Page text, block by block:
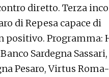
diretto. Terza
di Repesa capace di
positivo. Programma:
Sardegna
Pesaro, Virtus